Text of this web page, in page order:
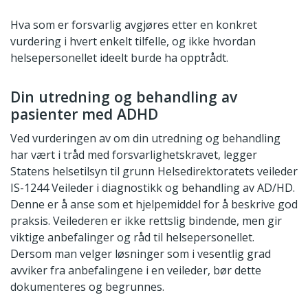
Hva som er forsvarlig avgjøres etter en konkret
vurdering i hvert enkelt tilfelle, og ikke hvordan
helsepersonellet ideelt burde ha opptrådt.
Din utredning og behandling av
pasienter med ADHD
Ved vurderingen av om din utredning og behandling
har vært i tråd med forsvarlighetskravet, legger
Statens helsetilsyn til grunn Helsedirektoratets veileder
IS-1244 Veileder i diagnostikk og behandling av AD/HD.
Denne er å anse som et hjelpemiddel for å beskrive god
praksis. Veilederen er ikke rettslig bindende, men gir
viktige anbefalinger og råd til helsepersonellet.
Dersom man velger løsninger som i vesentlig grad
avviker fra anbefalingene i en veileder, bør dette
dokumenteres og begrunnes.